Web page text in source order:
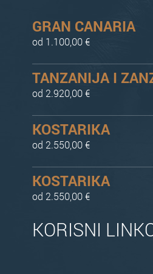
GRAN CANARIA
od 1.100,00 €
TANZANIJA I
od 2.920,00 €
KOSTARIKA
od 2.550,00 €
KOSTARIKA
od 2.550,00 €
KORISNI